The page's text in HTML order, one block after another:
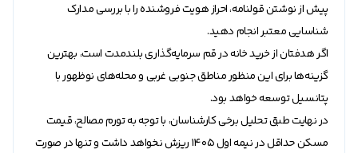
پیش از نوشتن قولنامه، احراز هویت فروشنده را با بررسی مدارک
شناسایی معتبر انجام دهید.
اگر هدفتان از خرید خانه در قم سرمایه‌گذاری بلندمدت است، بهترین
گزینه‌ها برای این منظور مناطق جنوبی غربی و محله‌های نوظهور با
پتانسیل توسعه خواهد بود.
در نهایت طبق تحلیل برخی کارشناسان، با توجه به تورم مصالح، قیمت
مسکن حداقل در نیمه اول ۱۴۰۵ ریزش نخواهد داشت و تنها در صورت